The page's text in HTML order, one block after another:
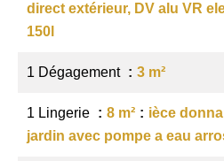
direct extérieur, DV alu VR
150l
1 Dégagement 3 m²
1 Lingerie 8 m²
ièce
jardin avec pompe a eau